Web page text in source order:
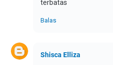
terbatas
Balas
Shisca Elliza